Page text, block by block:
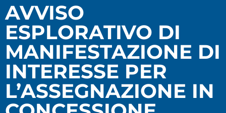
AVVISO
ESPLORATIVO DI
MANIFESTAZIONE DI
INTERESSE PER
L’ASSEGNAZIONE IN